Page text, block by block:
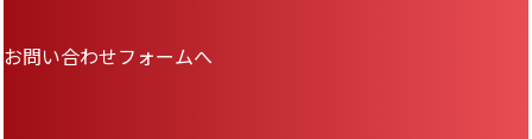
お問い合わせフォームへ